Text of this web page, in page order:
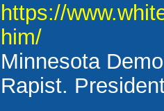
https://
him/
Minnesota
Rapist.